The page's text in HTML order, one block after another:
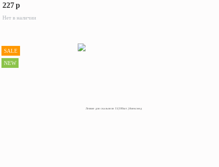
227p
Нет в наличии
SALE
NEW